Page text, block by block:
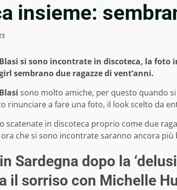
insieme:
si sono incontrate in discoteca, la foto
sembrano due ragazze di vent’anni.
sono molto amiche, per questo quando
rinunciare a fare una foto, il look scelto da
scatenate in discoteca proprio come due
che si sono incontrate saranno ancora più
Sardegna dopo la
il sorriso con Michelle